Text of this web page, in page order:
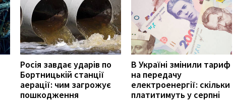
Росія завдає ударів по
Бортницькій станції
аерації: чим загрожує
пошкодження
В Україні змінили тариф
на передачу
електроенергії: скільки
платитимуть у серпні